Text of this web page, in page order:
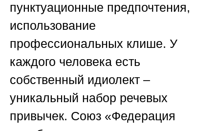
пунктуационные предпочтения,
использование
профессиональных клише. У
каждого человека есть
собственный идиолект –
уникальный набор речевых
привычек. Союз «Федерация